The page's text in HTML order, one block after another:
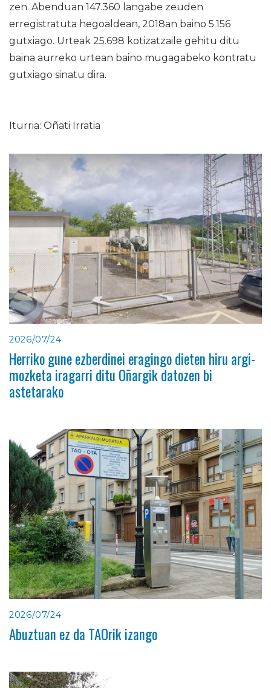
zen. Abenduan 147.360 langabe zeuden
erregistratuta hegoaldean, 2018an baino 5.156
gutxiago. Urteak 25.698 kotizatzaile gehitu ditu
baina aurreko urtean baino mugagabeko kontratu
gutxiago sinatu dira.
Iturria: Oñati Irratia
2026/07/24
Herriko gune ezberdinei eragingo dieten hiru argi-
mozketa iragarri ditu Oñargik datozen bi
astetarako
2026/07/24
Abuztuan ez da TAOrik izango